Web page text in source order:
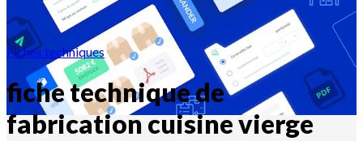
Fiches techniques
fiche technique de
fabrication cuisine vierge